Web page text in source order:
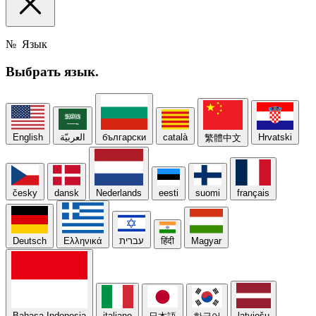
№ Язык
Выбрать язык.
English العربيّة български català 繁體中文 Hrvatski
česky dansk Nederlands eesti suomi français
Deutsch Ελληνικά עברית हिंदी Magyar